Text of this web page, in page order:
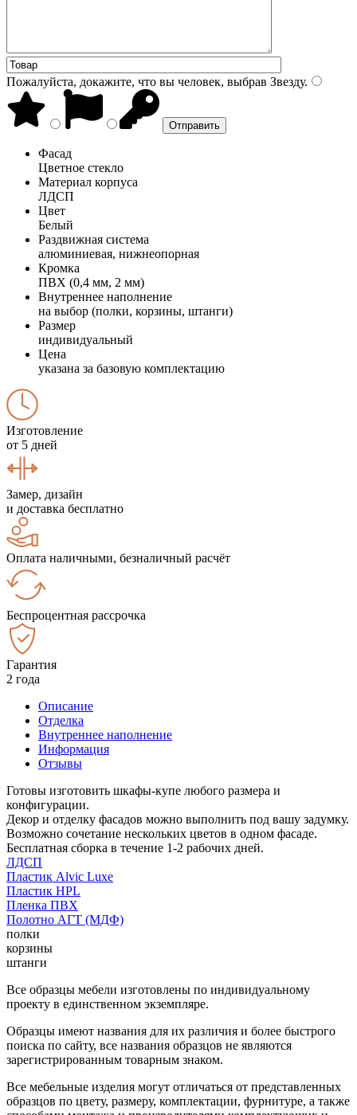
Пожалуйста, докажите, что вы человек, выбрав Звезду.
Фасад
Цветное стекло
Материал корпуса
ЛДСП
Цвет
Белый
Раздвижная система
алюминиевая, нижнеопорная
Кромка
ПВХ (0,4 мм, 2 мм)
Внутреннее наполнение
на выбор (полки, корзины, штанги)
Размер
индивидуальный
Цена
указана за базовую комплектацию
Изготовление
от 5 дней
Замер, дизайн
и доставка бесплатно
Оплата наличными, безналичный расчёт
Беспроцентная рассрочка
Гарантия
2 года
Описание
Отделка
Внутреннее наполнение
Информация
Отзывы
Готовы изготовить шкафы-купе любого размера и
конфигурации.
Декор и отделку фасадов можно выполнить под вашу задумку.
Возможно сочетание нескольких цветов в одном фасаде.
Бесплатная сборка в течение 1-2 рабочих дней.
ЛДСП
Пластик Alvic Luxe
Пластик HPL
Пленка ПВХ
Полотно АГТ (МДФ)
полки
корзины
штанги
Все образцы мебели изготовлены по индивидуальному
проекту в единственном экземпляре.
Образцы имеют названия для их различия и более быстрого
поиска по сайту, все названия образцов не являются
зарегистрированным товарным знаком.
Все мебельные изделия могут отличаться от представленных
образцов по цвету, размеру, комплектации, фурнитуре, а также